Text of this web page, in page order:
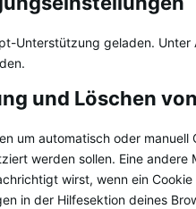
Unterstützung geladen.
und Löschen
um automatisch oder manuell
werden sollen. Eine
wirst, wenn ein
in der Hilfesektion deines